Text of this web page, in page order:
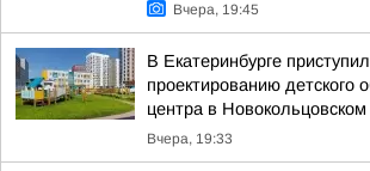
Вчера, 19:45
В Екатеринбурге
проектированию детского
центра в Новокольцовском
Вчера, 19:33